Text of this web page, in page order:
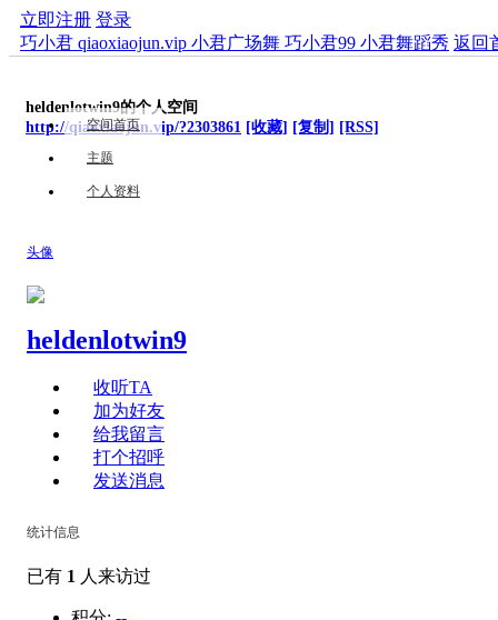
立即注册 登录
巧小君 qiaoxiaojun.vip 小君广场舞 巧小君99 小君舞蹈秀 返回
heldenlotwin9的个人空间
http://qiaoxiaojun.vip/?2303861 [收藏] [复制] [RSS]
空间首页
主题
个人资料
头像
heldenlotwin9
收听TA
加为好友
给我留言
打个招呼
发送消息
统计信息
已有 1 人来访过